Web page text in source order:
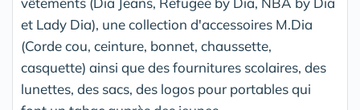
et Lady Dia), une collection d'accessoires M.Dia
(Corde cou, ceinture, bonnet, chaussette,
casquette) ainsi que des fournitures scolaires, des
lunettes, des sacs, des logos pour portables qui